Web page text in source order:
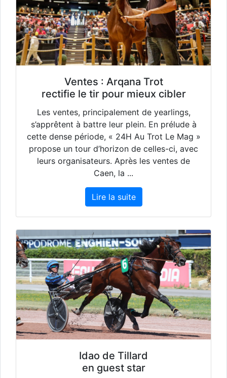
Ventes : Arqana Trot
rectifie le tir pour mieux cibler
Les ventes, principalement de yearlings,
s’apprêtent à battre leur plein. En prélude à
cette dense période, « 24H Au Trot Le Mag »
propose un tour d’horizon de celles-ci, avec
leurs organisateurs. Après les ventes de
Caen, la ...
Lire la suite
Idao de Tillard
en guest star